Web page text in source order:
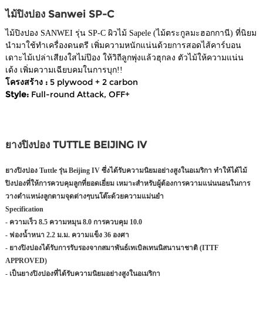
ไม้ปิงปอง Sanwei SP-C
ไม้ปิงปอง SANWEI รุ่น SP-C ผิวไม้ Sapele (ไม้ตระกูลมะฮอกกานี) ที่นิยม
นำมาใช้ทำเครื่องดนตรี เพิ่มความหนักแน่นด้วยการสอดไส้คาร์บอน
เดาะไม้เปล่าเสียงใสไม่ป๊อง ให้วิถีลูกพุ่งแล้วฮุกลง ตัวไม้ให้ความแน่น
เด้ง เพิ่มความเฉียบคมในการบุก!!
โครงสร้าง : 5 plywood + 2 carbon
Style: Full-round Attack, OFF+
ยางปิงปอง TUTTLE BEIJING IV
ยางปิงปอง Tuttle รุ่น Beijing IV ซึ่งได้รับความนิยมอย่างสูงในอเมริกา ทำให้ได้ไม้
ปิงปองที่ให้การควบคุมลูกที่ยอดเยี่ยม เหมาะสำหรับผู้ต้องการความแน่นนอนในการ
วางตำแหน่งลูกตามจุดต่างๆบนโต๊ะด้วยความแม่นยำ
Specification
- ความเร็ว 8.5 ความหมุน 8.0 การควบคุม 10.0
- ฟองน้ำหนา 2.2 ม.ม. ความแข็ง 36 องศา
- ยางปิงปองได้รับการรับรองจากสมาพันธ์เทเบิลเทนนิสนานาชาติ (ITTF
APPROVED)
- เป็นยางปิงปองที่ได้รับความนิยมอย่างสูงในอเมริกา